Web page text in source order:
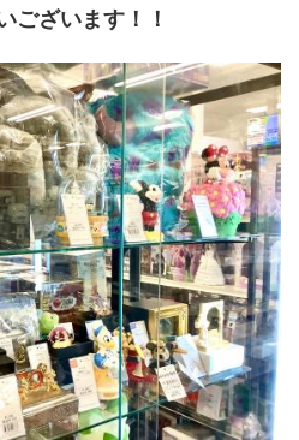
ございます！！